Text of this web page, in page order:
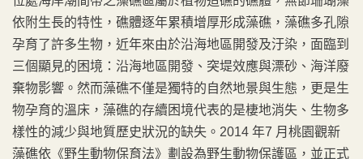
依附生長的特性，礁體逐年累積增厚形成藻礁，藻礁多孔隙
孕育了許多生物，近年來由於沿海地區開發及汙染，面臨到
三個顯見的困境：沿海地區開發、突堤效應與漂砂、海洋廢
棄物影響。然而藻礁不僅是獨特的自然地景與生態，更是生
物孕育的溫床，藻礁的存續困境代表的是棲地消失、生物多
樣性的減少與地質歷史狀況的缺失。2014 年7 月桃園觀新
藻礁依《野生動物保育法》劃設為野生動物保護區，並正式